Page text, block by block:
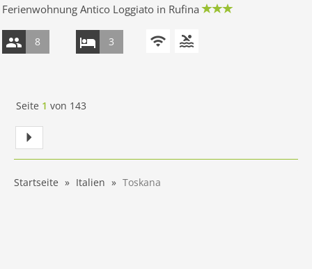
Ferienwohnung Antico Loggiato in Rufina
8 3
Seite 1 von 143
Startseite Italien Toskana